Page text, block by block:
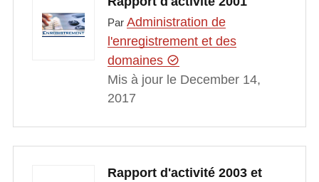
Par Administration de
l'enregistrement et des
domaines
Mis à jour le December 14,
2017
Rapport d'activité 2003 et